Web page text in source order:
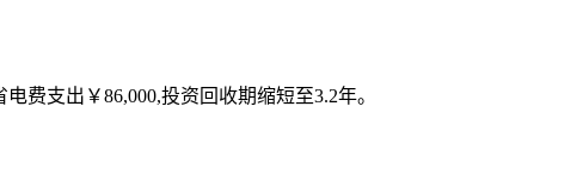
费支出￥86,000,投资回收期缩短至3.2年。